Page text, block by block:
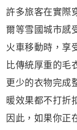
許多旅客在實際
爾等雪國城市感
火車移動時，享
比傳統厚重的毛
更少的衣物完成
暖效果都不打折
因此，如果你正